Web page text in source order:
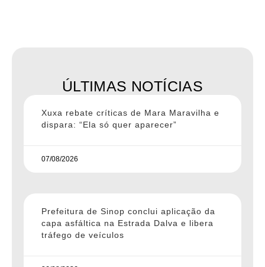
ÚLTIMAS NOTÍCIAS
Xuxa rebate críticas de Mara Maravilha e
dispara: “Ela só quer aparecer”
07/08/2026
Prefeitura de Sinop conclui aplicação da
capa asfáltica na Estrada Dalva e libera
tráfego de veículos